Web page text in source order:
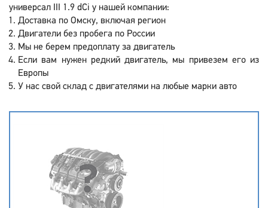
универсал III 1.9 dCi у нашей компании:
Доставка по Омску, включая регион
Двигатели без пробега по России
Мы не берем предоплату за двигатель
Если вам нужен редкий двигатель, мы привезем его из
Европы
У нас свой склад с двигателями на любые марки авто